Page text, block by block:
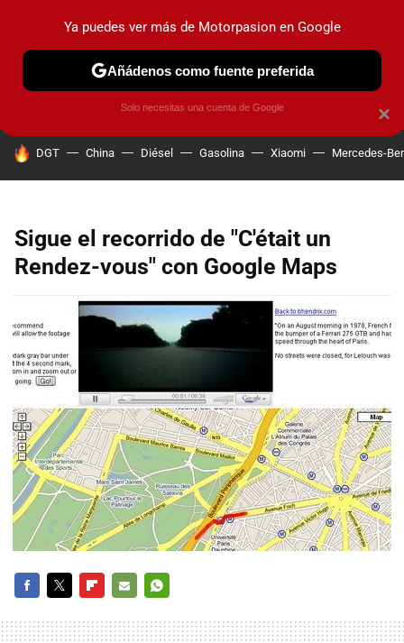
PRUEBAS COCHES ELÉCTRICOS OBSERVATORIO
HOY SE HABLA DE
DGT China Diésel Gasolina Xiaomi Mercedes-
Sigue el recorrido de "C'était un
Rendez-vous" con Google Maps
MAIL
×
Ya puedes ver más de Motorpasion en Google
Añádenos como fuente preferida
Solo necesitas una cuenta de Google